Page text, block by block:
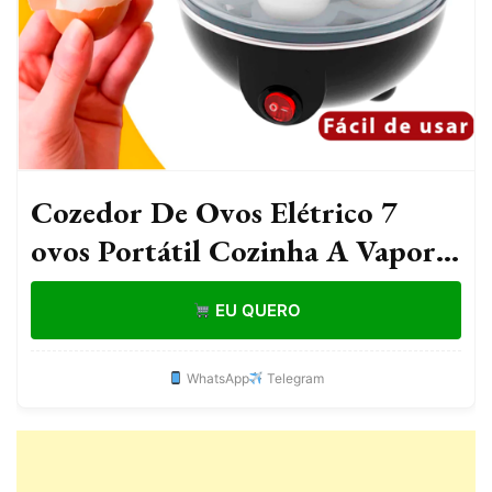
Cozedor De Ovos Elétrico 7
ovos Portátil Cozinha A Vapor
220v Preto Máquina De
Cozinhar ovo EU QUERO
WhatsApp Telegram